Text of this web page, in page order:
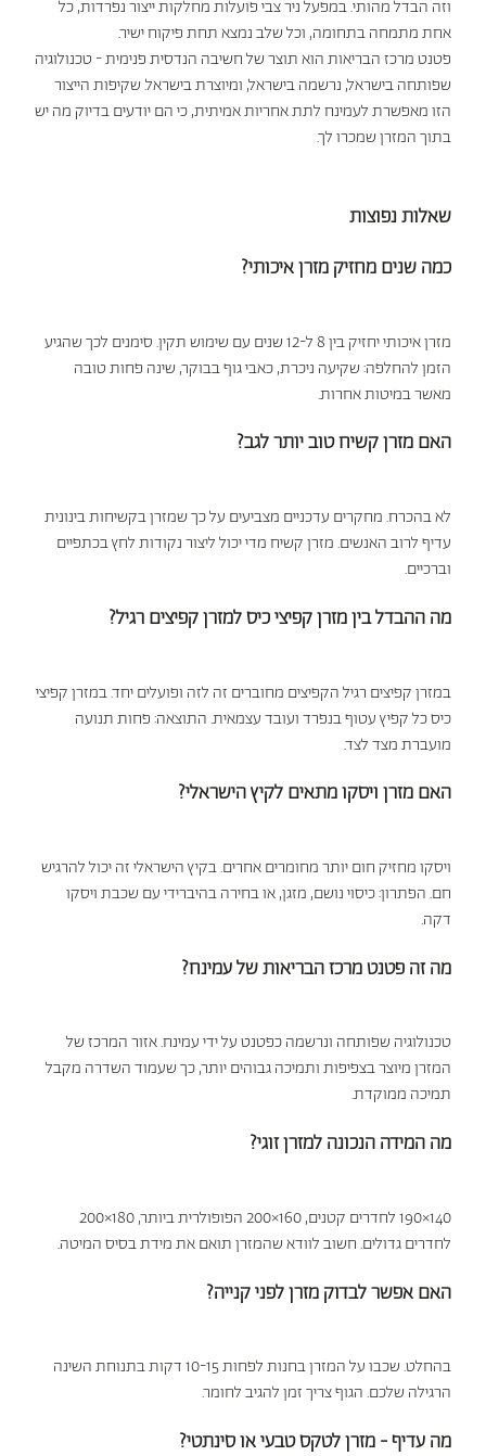
וזה הבדל מהותי. במפעל ניר צבי פועלות מחלקות ייצור נפרדות, כל
אחת מתמחה בתחומה, וכל שלב נמצא תחת פיקוח ישיר.
פטנט מרכז הבריאות הוא תוצר של חשיבה הנדסית פנימית - טכנולוגיה
שפותחה בישראל, נרשמה בישראל, ומיוצרת בישראל. שקיפות הייצור
הזו מאפשרת לעמינח לתת אחריות אמיתית, כי הם יודעים בדיוק מה יש
בתוך המזרן שמכרו לך.
שאלות נפוצות
כמה שנים מחזיק מזרן איכותי?
מזרן איכותי יחזיק בין 8 ל-12 שנים עם שימוש תקין. סימנים לכך שהגיע
הזמן להחלפה: שקיעה ניכרת, כאבי גוף בבוקר, שינה פחות טובה
מאשר במיטות אחרות.
האם מזרן קשיח טוב יותר לגב?
לא בהכרח. מחקרים עדכניים מצביעים על כך שמזרן בקשיחות בינונית
עדיף לרוב האנשים. מזרן קשיח מדי יכול ליצור נקודות לחץ בכתפיים
וברכיים.
מה ההבדל בין מזרן קפיצי כיס למזרן קפיצים רגיל?
במזרן קפיצים רגיל הקפיצים מחוברים זה לזה ופועלים יחד. במזרן קפיצי
כיס כל קפיץ עטוף בנפרד ועובד עצמאית. התוצאה: פחות תנועה
מועברת מצד לצד.
האם מזרן ויסקו מתאים לקיץ הישראלי?
ויסקו מחזיק חום יותר מחומרים אחרים. בקיץ הישראלי זה יכול להרגיש
חם. הפתרון: כיסוי נושם, מזגן, או בחירה בהיברידי עם שכבת ויסקו
דקה.
מה זה פטנט מרכז הבריאות של עמינח?
טכנולוגיה שפותחה ונרשמה כפטנט על ידי עמינח. אזור המרכז של
המזרן מיוצר בצפיפות ותמיכה גבוהים יותר, כך שעמוד השדרה מקבל
תמיכה ממוקדת.
מה המידה הנכונה למזרן זוגי?
140×190 לחדרים קטנים, 160×200 הפופולרית ביותר, 180×200
לחדרים גדולים. חשוב לוודא שהמזרן תואם את מידת בסיס המיטה.
האם אפשר לבדוק מזרן לפני קנייה?
בהחלט. שכבו על המזרן בחנות לפחות 10-15 דקות בתנוחת השינה
הרגילה שלכם. הגוף צריך זמן להגיב לחומר.
מה עדיף - מזרן לטקס טבעי או סינתטי?